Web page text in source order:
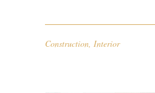
Construction, Interior